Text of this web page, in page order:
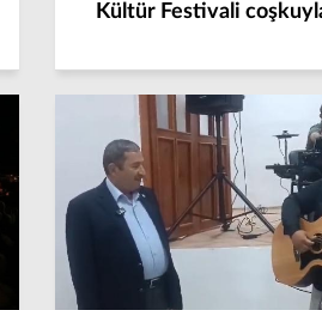
Kültür Festivali